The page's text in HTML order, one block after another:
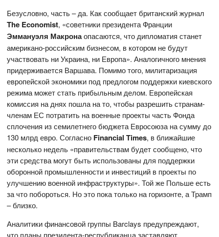
Безусловно, часть – да. Как сообщает британский журнал
The Economist, «советники президента Франции
Эммануэля Макронаопасаются, что дипломатия станет
американо-российским бизнесом, в котором не будут
участвовать ни Украина, ни Европа». Аналогичного мнения
придерживается Варшава. Помимо того, милитаризация
европейской экономики под предлогом поддержки киевского
режима может стать прибыльным делом. Европейская
комиссия на днях пошла на то, чтобы разрешить странам-
членам ЕС потратить на военные проекты часть Фонда
сплочения из семилетнего бюджета Евросоюза на сумму до
130 млрд евро. Согласно Financial Times, в ближайшие
несколько недель «правительствам будет сообщено, что
эти средства могут быть использованы для поддержки
оборонной промышленности и инвестиций в проекты по
улучшению военной инфраструктуры». Той же Польше есть
за что побороться. Но это пока только на горизонте, а Трамп
– близко.
Аналитики финансовой группы Barclays предупреждают,
что планы президента-республиканца заставляют